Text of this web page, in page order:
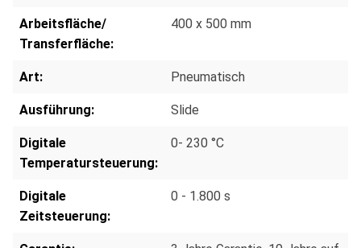
Arbeitsfläche/
Transferfläche:
400 x 500 mm
Art: Pneumatisch
Ausführung: Slide
Digitale
Temperatursteuerung:
0- 230 °C
Digitale
Zeitsteuerung:
0 - 1.800 s